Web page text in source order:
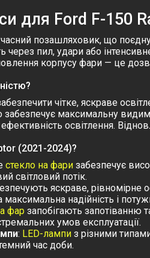
для Ford F-150
позашляховик, що
пил, удари або
корпусу фари — це
чітке, яскраве
забезпечує максимальну
освітлення.
(2021-2024)?
стекло на фари забезпечує
світловий потік.
яскраве, рівномірне
надійність і
фар запобігають запотіванню
умов експлуатації.
: LED-лампи з різними
час доби.